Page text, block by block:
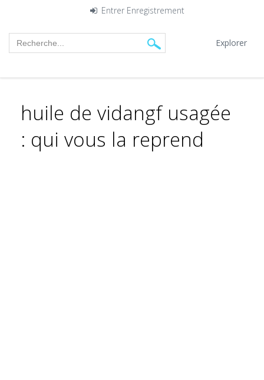
Entrer Enregistrement
Explorer
huile de vidangf usagée
: qui vous la reprend